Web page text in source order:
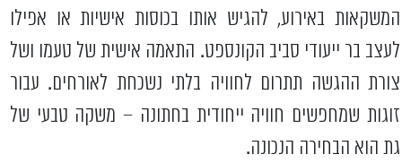
המשקאות באירוע, להגיש אותו בכוסות אישיות או אפילו
לעצב בר ייעודי סביב הקונספט. התאמה אישית של טעמו ושל
צורת ההגשה תתרום לחוויה בלתי נשכחת לאורחים. עבור
זוגות שמחפשים חוויה ייחודית בחתונה – משקה טבעי של
גת הוא הבחירה הנכונה.